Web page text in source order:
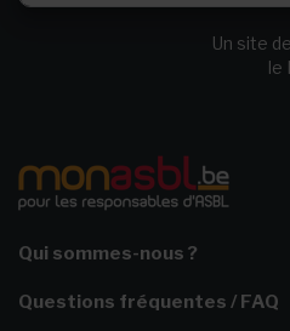
Un site
le
Qui sommes-nous ?
Questions fréquentes / FAQ